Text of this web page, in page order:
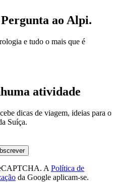
ao Alpi.
e tudo o mais que é
atividade
dicas de viagem, ideias para o
Suíça.
A Política de
da Google aplicam-se.